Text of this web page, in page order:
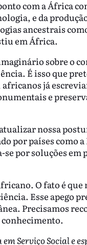
com a África
e da
ancestrais
em África.
sobre o
É isso que
já
e
nossa
por países como
por soluções em
O fato é que
Esse apego
Precisamos
conhecimento.
Serviço Social e